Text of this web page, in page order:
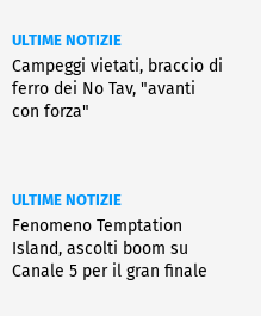
ULTIME NOTIZIE
Campeggi vietati, braccio di
ferro dei No Tav, "avanti
con forza"
ULTIME NOTIZIE
Fenomeno Temptation
Island, ascolti boom su
Canale 5 per il gran finale